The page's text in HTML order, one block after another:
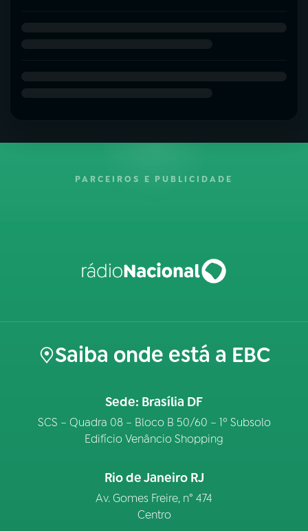
PARCEIROS E PUBLICIDADE
Saiba onde está a EBC
Sede: Brasília DF
SCS – Quadra 08 – Bloco B 50/60 – 1º Subsolo
Edifício Venâncio Shopping
Rio de Janeiro RJ
Av. Gomes Freire, n° 474
Centro